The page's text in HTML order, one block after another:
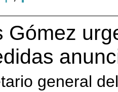
Gómez
general